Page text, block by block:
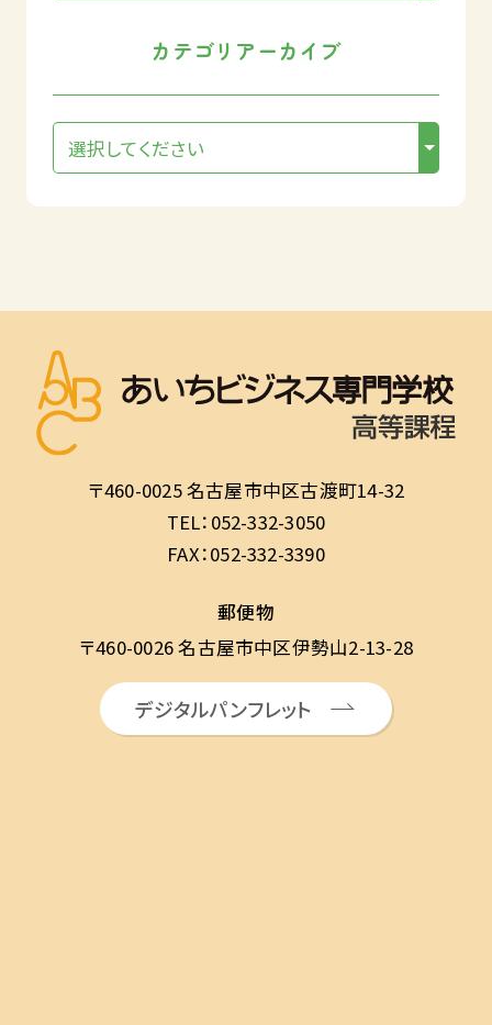
カテゴリアーカイブ
〒460-0025 名古屋市中区古渡町14-32
TEL：052-332-3050
FAX：052-332-3390
郵便物
〒460-0026 名古屋市中区伊勢山2-13-28
デジタルパンフレット